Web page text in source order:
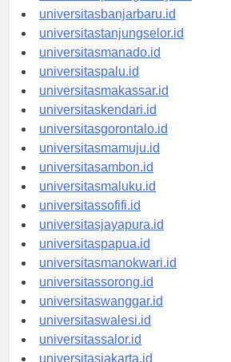
universitaspalangkaraya.id
universitasbanjarbaru.id
universitastanjungselor.id
universitasmanado.id
universitaspalu.id
universitasmakassar.id
universitaskendari.id
universitasgorontalo.id
universitasmamuju.id
universitasambon.id
universitasmaluku.id
universitassofifi.id
universitasjayapura.id
universitaspapua.id
universitasmanokwari.id
universitassorong.id
universitaswanggar.id
universitaswalesi.id
universitassalor.id